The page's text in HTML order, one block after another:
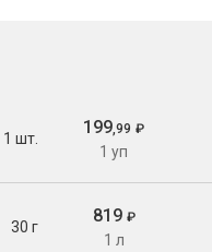
1 шт.
199,99 ₽
1 уп
30 г
819 ₽
1 л